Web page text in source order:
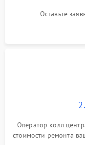
Оставьте
Оператор колл
стоимости ремонта